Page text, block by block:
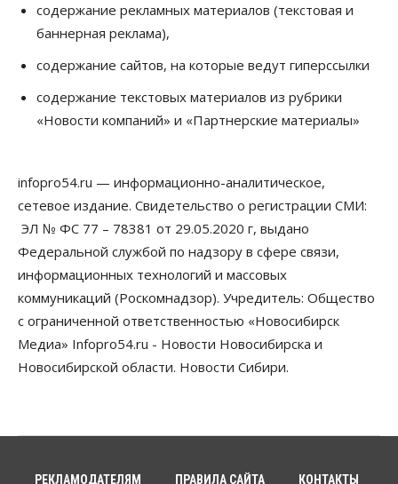
Общество Право&Порядок
задержали в Новосибирске
Общество
Финансы
Россияне оформили ипотечных кредитов на 2,6
трлн рублей
06 Августа 2026, 15:53
Власть
Думская гонка в Новосибирской области
обойдется без самовыдвиженцев
06 Августа 2026, 15:00
06 Августа 2026, 14:00
содержание рекламных материалов (текстовая и
баннерная реклама),
содержание сайтов, на которые ведут гиперссылки
содержание текстовых материалов из рубрики
«Новости компаний» и «Партнерские материалы»
infopro54.ru — информационно-аналитическое,
сетевое издание. Свидетельство о регистрации СМИ:
ЭЛ № ФС 77 – 78381 от 29.05.2020 г, выдано
Федеральной службой по надзору в сфере связи,
информационных технологий и массовых
коммуникаций (Роскомнадзор). Учредитель: Общество
с ограниченной ответственностью «Новосибирск
Медиа» Infopro54.ru - Новости Новосибирска и
Новосибирской области. Новости Сибири.
РЕКЛАМОДАТЕЛЯМ ПРАВИЛА САЙТА КОНТАКТЫ